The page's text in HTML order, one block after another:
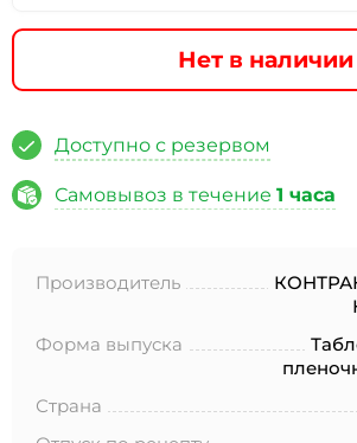
Нет в наличии
Доступно с резервом
Самовывоз в течение 1 часа
Производитель
Форма выпуска
Страна
* Нажимая кнопку «Отправить
согласие на обработку моих
№152-ФЗ «О персональных данных»,
целей, определенных в